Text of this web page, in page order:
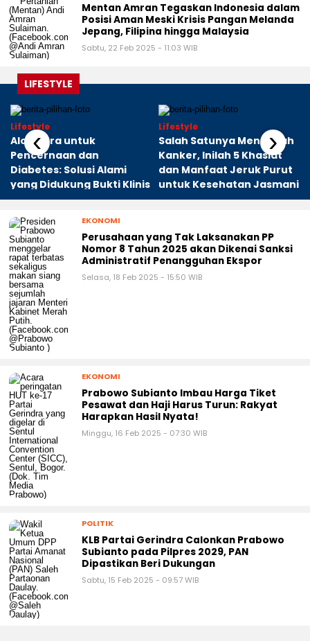
Mentan Amran Tegaskan Indonesia dalam
Posisi Aman Meski Krisis Pangan Melanda
Jepang, Filipina hingga Malaysia
Sabtu, 22 Feb 2025 - 11:03 WIB
LIFESTYLE
Lifestyle
Aloe Vera untuk
Pencernaan dan
Diabetes: Solusi Alami
yang Didukung Bukti Klinis
Lifestyle
Salah Satunya Mencegah
Kanker, Inilah 5 Khasiat
dan Manfaat Jeruk Purut
untuk Kesehatan Jasmani
‹ ›
EKONOMI
Perusahaan yang Tak Laksanakan PP
Nomor 8 Tahun 2025 akan Dikenai Sanksi
Administratif Penangguhan Ekspor
Selasa, 18 Feb 2025 - 15:50 WIB
EKONOMI
Prabowo Subianto Imbau Harga Tiket
Pesawat dan Haji Harus Turun: Rakyat
Harapkan Hasil Nyata!
Minggu, 16 Feb 2025 - 07:30 WIB
POLITIK
KLB Partai Gerindra Calonkan Prabowo
Subianto pada Pilpres 2029, PAN
Dipastikan Beri Dukungan
Sabtu, 15 Feb 2025 - 09:57 WIB